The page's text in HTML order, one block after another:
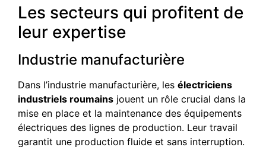
Les secteurs qui profitent de
leur expertise
Industrie manufacturière
Dans l’industrie manufacturière, les électriciens
industriels roumains jouent un rôle crucial dans la
mise en place et la maintenance des équipements
électriques des lignes de production. Leur travail
garantit une production fluide et sans interruption.